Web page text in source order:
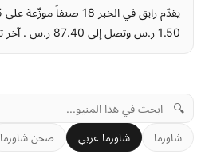
1.50 ر.س وتصل إلى 87.40 ر.س . آخر تحديث للمنيو: قبل 3 أشهر.
🔍
شاورما شاورما عربي صحن شاورما